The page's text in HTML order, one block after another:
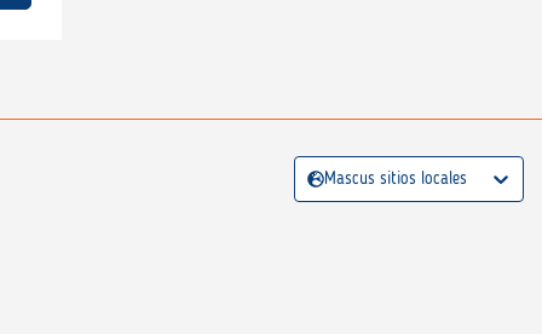
Mascus sitios locales